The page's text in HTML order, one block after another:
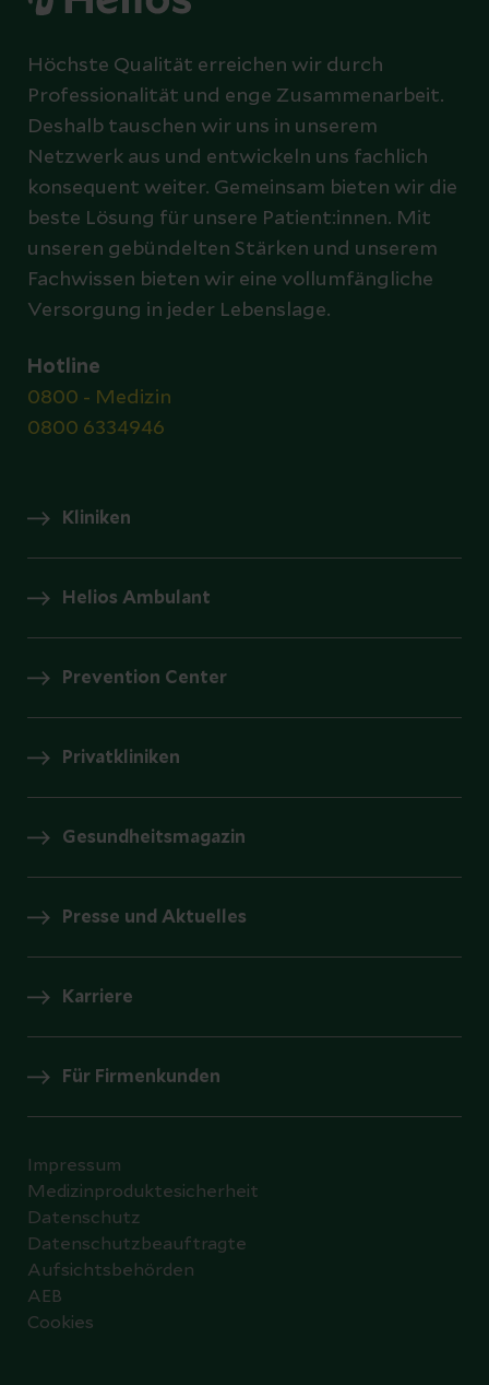
Höchste Qualität erreichen wir durch
Professionalität und enge Zusammenarbeit.
Deshalb tauschen wir uns in unserem
Netzwerk aus und entwickeln uns fachlich
konsequent weiter. Gemeinsam bieten wir die
beste Lösung für unsere Patient:innen. Mit
unseren gebündelten Stärken und unserem
Fachwissen bieten wir eine vollumfängliche
Versorgung in jeder Lebenslage.
Hotline
0800 - Medizin
0800 6334946
Kliniken
Helios Ambulant
Prevention Center
Privatkliniken
Gesundheitsmagazin
Presse und Aktuelles
Karriere
Für Firmenkunden
Impressum
Medizinproduktesicherheit
Datenschutz
Datenschutzbeauftragte
Aufsichtsbehörden
AEB
Cookies